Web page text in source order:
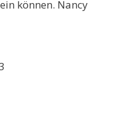
können. Nancy